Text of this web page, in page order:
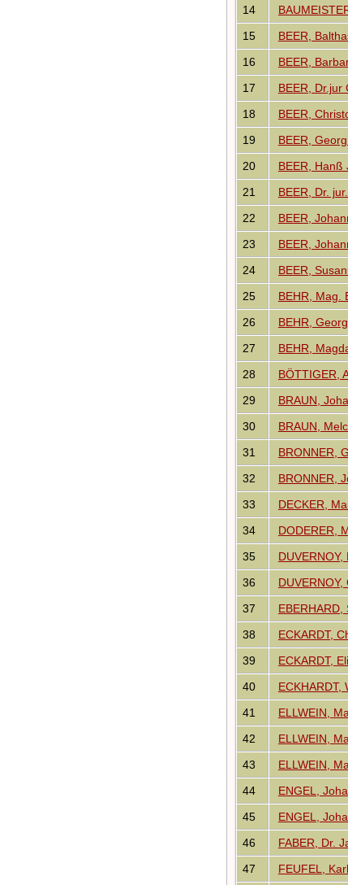
14
15
BEER,
16
BEER,
17
BEER, Dr.jur
18
BEER,
19
BEER,
20
BEER, Hanß
21
BEER, Dr.
22
BEER,
23
BEER,
24
BEER,
25
BEHR, Mag.
26
BEHR,
27
BEHR,
28
BÖTTIGER,
29
BRAUN,
30
BRAUN,
31
BRONNER,
32
BRONNER,
33
DECKER,
34
DODERER,
35
36
37
EBERHARD,
38
ECKARDT,
39
ECKARDT,
40
ECKHARDT,
41
ELLWEIN,
42
ELLWEIN,
43
ELLWEIN,
44
ENGEL,
45
ENGEL,
46
FABER, Dr.
47
FEUFEL, Karl